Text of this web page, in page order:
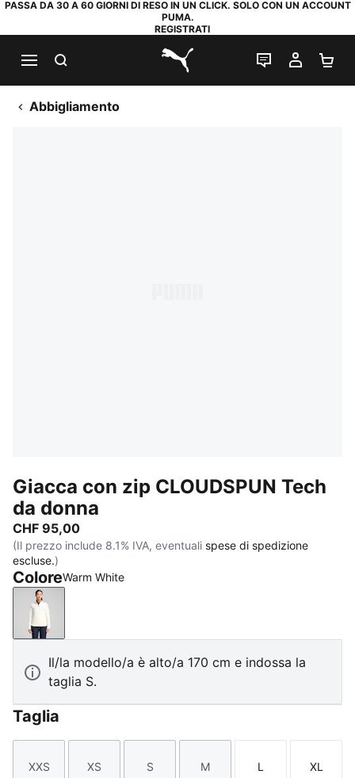
PASSA DA 30 A 60 GIORNI DI RESO IN UN CLICK. SOLO CON UN ACCOUNT
PUMA.
REGISTRATI
PUMA.com
CHAT IL MIO
Abbigliamento
Giacca con zip CLOUDSPUN Tech
da donna
CHF 95,00
(Il prezzo include 8.1% IVA, eventuali spese di spedizione
escluse.)
ColoreWarm White
Warm White
Il/la modello/a è alto/a 170 cm e indossa la
taglia S.
Taglia
Taglia
XXS
Taglia
XS
Taglia
S
Taglia
M
Taglia
L
Taglia
XL